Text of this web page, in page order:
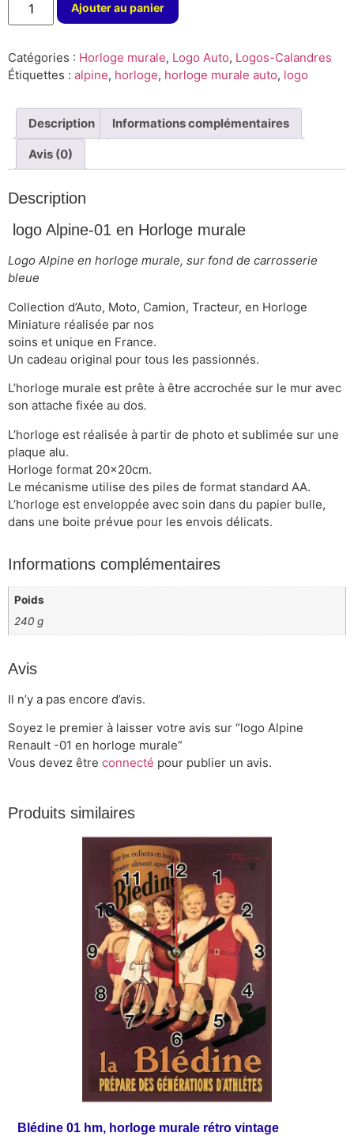
Ajouter au panier
Catégories : Horloge murale, Logo Auto, Logos-Calandres
Étiquettes : alpine, horloge, horloge murale auto, logo
Description Informations complémentaires
Avis (0)
Description
logo Alpine-01 en Horloge murale
Logo Alpine en horloge murale, sur fond de carrosserie
bleue
Collection d’Auto, Moto, Camion, Tracteur, en Horloge
Miniature réalisée par nos
soins et unique en France.
Un cadeau original pour tous les passionnés.
L’horloge murale est prête à être accrochée sur le mur avec
son attache fixée au dos.
L’horloge est réalisée à partir de photo et sublimée sur une
plaque alu.
Horloge format 20x20cm.
Le mécanisme utilise des piles de format standard AA.
L’horloge est enveloppée avec soin dans du papier bulle,
dans une boite prévue pour les envois délicats.
Informations complémentaires
Poids
240 g
Avis
Il n’y a pas encore d’avis.
Soyez le premier à laisser votre avis sur “logo Alpine
Renault -01 en horloge murale”
Vous devez être connecté pour publier un avis.
Produits similaires
Blédine 01 hm, horloge murale rétro vintage